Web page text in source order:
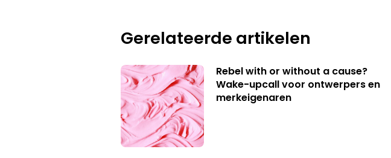
Gerelateerde artikelen
Rebel with or without a cause?
Wake-upcall voor ontwerpers en
merkeigenaren